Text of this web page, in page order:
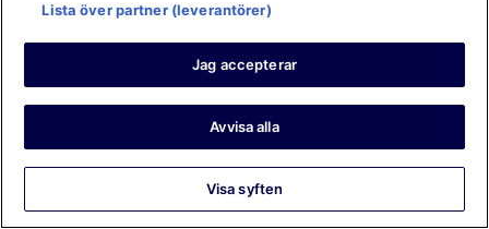
Lista över partner (leverantörer)
Jag accepterar
Avvisa alla
Visa syften